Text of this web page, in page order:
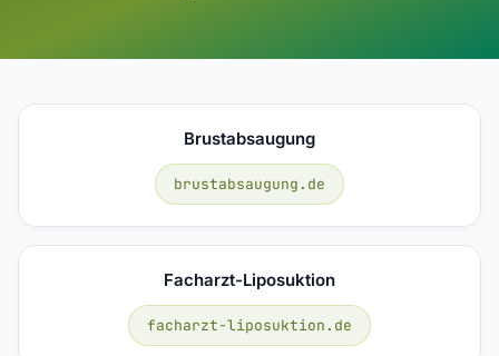
Brustabsaugung
brustabsaugung.de
Facharzt-Liposuktion
facharzt-liposuktion.de